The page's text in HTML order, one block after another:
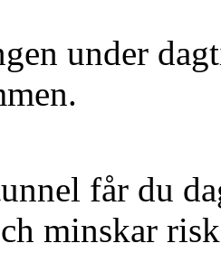
under
får du
minskar